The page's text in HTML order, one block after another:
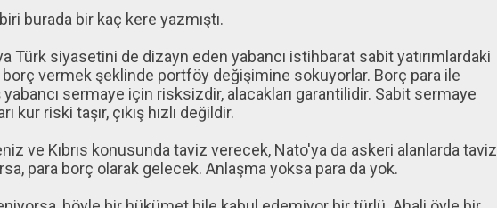
burada bir kaç kere yazmıştı.
Türk siyasetini de dizayn eden yabancı istihbarat sabit yatırımlardaki
borç vermek şeklinde portföy değişimine sokuyorlar. Borç para ile
yabancı sermaye için risksizdir, alacakları garantilidir. Sabit sermaye
kur riski taşır, çıkış hızlı değildir.
ve Kıbrıs konusunda taviz verecek, Nato'ya da askeri alanlarda taviz
para borç olarak gelecek. Anlaşma yoksa para da yok.